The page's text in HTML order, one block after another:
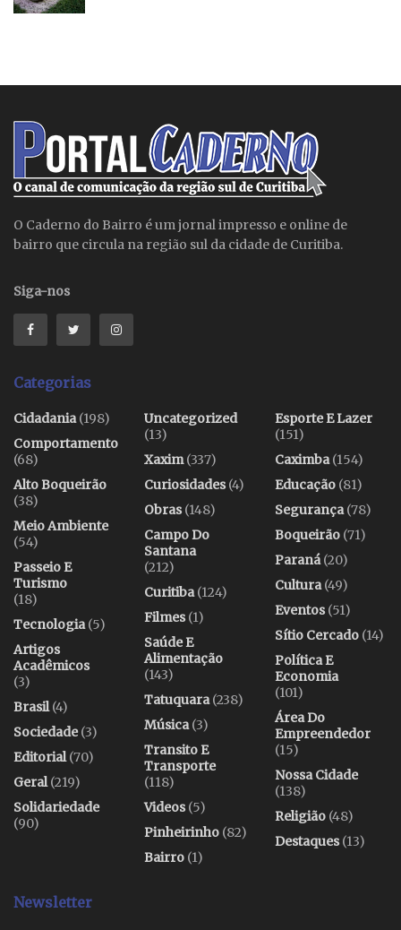
O Caderno do Bairro é um jornal impresso e online de
bairro que circula na região sul da cidade de Curitiba.
Siga-nos
Categorias
Cidadania(198)
Comportamento
(68)
Alto Boqueirão
(38)
Meio Ambiente
(54)
Passeio E
Turismo
(18)
Tecnologia(5)
Artigos
Acadêmicos
(3)
Brasil(4)
Sociedade(3)
Editorial(70)
Geral(219)
Solidariedade
(90)
Uncategorized
(13)
Xaxim(337)
Curiosidades(4)
Obras(148)
Campo Do
Santana
(212)
Curitiba(124)
Filmes(1)
Saúde E
Alimentação
(143)
Tatuquara(238)
Música(3)
Transito E
Transporte
(118)
Videos(5)
Pinheirinho (82)
Bairro (1)
Esporte E Lazer
(151)
Caximba(154)
Educação (81)
Segurança(78)
Boqueirão (71)
Paraná(20)
Cultura(49)
Eventos(51)
Sítio Cercado (14)
Política E
Economia
(101)
Área Do
Empreendedor
(15)
Nossa Cidade
(138)
Religião (48)
Destaques(13)
Newsletter